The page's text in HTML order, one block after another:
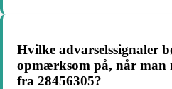
Hvilke advarselssignaler
opmærksom på, når man
fra 28456305?